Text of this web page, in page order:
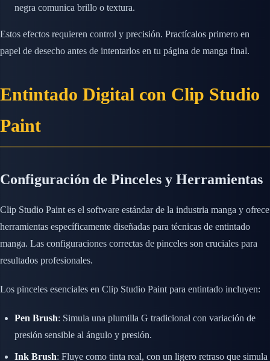
negra comunica brillo o textura.
Estos efectos requieren control y precisión. Practícalos primero en
papel de desecho antes de intentarlos en tu página de manga final.
Entintado Digital con Clip Studio
Paint
Configuración de Pinceles y Herramientas
Clip Studio Paint es el software estándar de la industria manga y ofrece
herramientas específicamente diseñadas para técnicas de entintado
manga. Las configuraciones correctas de pinceles son cruciales para
resultados profesionales.
Los pinceles esenciales en Clip Studio Paint para entintado incluyen:
Pen Brush: Simula una plumilla G tradicional con variación de
presión sensible al ángulo y presión.
Ink Brush: Fluye como tinta real, con un ligero retraso que simula